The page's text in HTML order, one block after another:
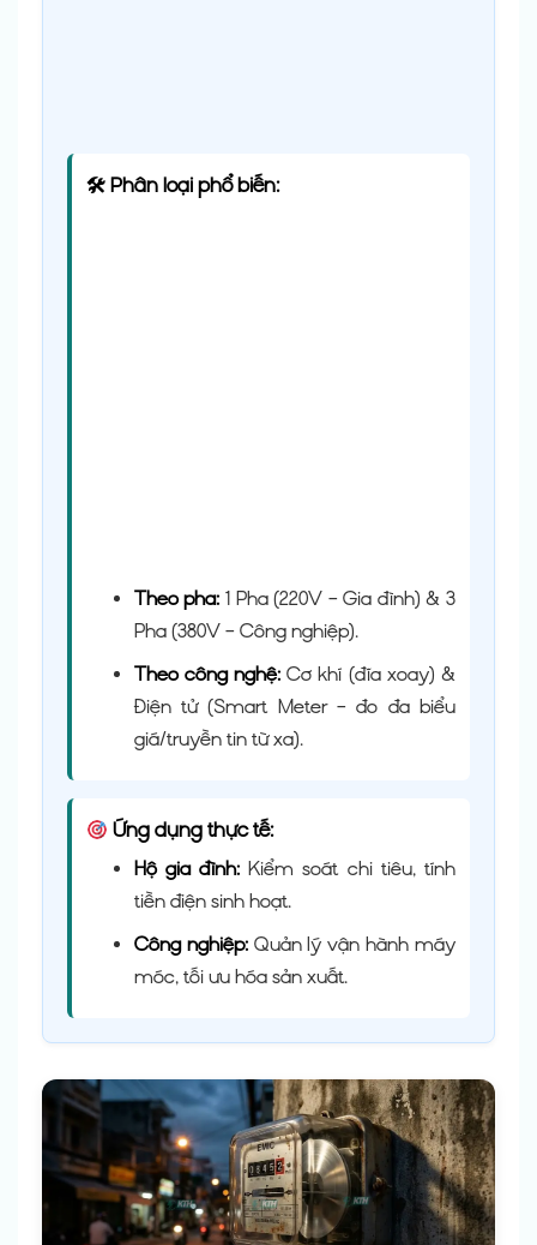
🛠 Phân loại phổ biến:
Theo pha: 1 Pha (220V – Gia đình) & 3
Pha (380V – Công nghiệp).
Theo công nghệ: Cơ khí (đĩa xoay) &
Điện tử (Smart Meter – đo đa biểu
giá/truyền tin từ xa).
Ứng dụng thực tế:
Hộ gia đình: Kiểm soát chi tiêu, tính
tiền điện sinh hoạt.
Công nghiệp:Quản lý vận hành máy
móc, tối ưu hóa sản xuất.